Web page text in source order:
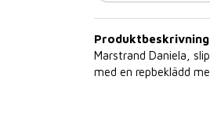
Marstrand Daniela,
med en repbeklädd